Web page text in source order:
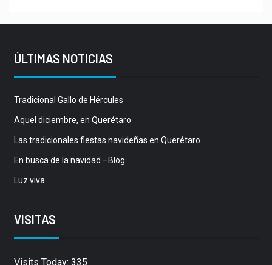
ÚLTIMAS NOTICIAS
Tradicional Gallo de Hércules
Aquel diciembre, en Querétaro
Las tradicionales fiestas navideñas en Querétaro
En busca de la navidad –Blog
Luz viva
VISITAS
Visits Today: 335